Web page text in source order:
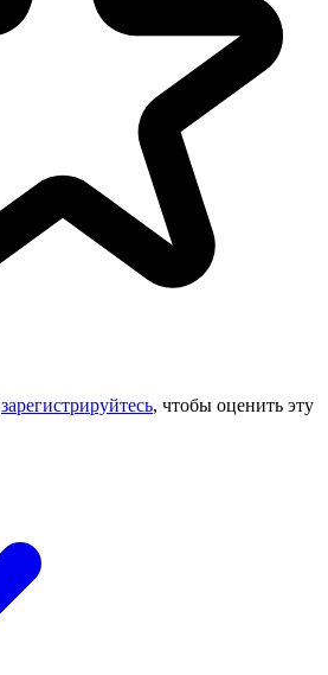
зарегистрируйтесь, чтобы оценить эту